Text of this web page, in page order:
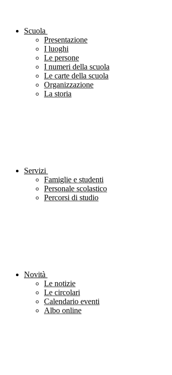
Scuola
Presentazione
I luoghi
Le persone
I numeri della scuola
Le carte della scuola
Organizzazione
La storia
Servizi
Famiglie e studenti
Personale scolastico
Percorsi di studio
Novità
Le notizie
Le circolari
Calendario eventi
Albo online